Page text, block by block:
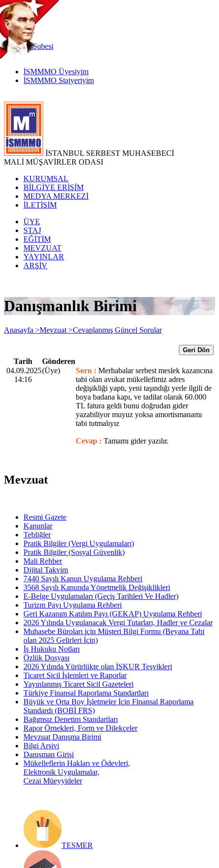
TR
|
EN
İnternetŞubesi
İSMMMO Üyesiyim
İSMMMO Stajyeriyim
İSTANBUL SERBEST MUHASEBECİ
MALİ MÜŞAVİRLER ODASI
KURUMSAL
BİLGİYE ERİŞİM
MEDYA MERKEZİ
İLETİŞİM
ÜYE
STAJ
EĞİTİM
MEVZUAT
YAYINLAR
ARŞİV
Danışmanlık Birimi
Anasayfa >Mevzuat >Cevaplanmış Güncel Sorular
Geri Dön
Tarih
Gönderen
04.09.2025
14:16
(Üye) Soru : Merhabalar serbest meslek kazancına
tabi olan avukat mükellefimiz adres
değişikliği yaptı, yeni taşındığı yerle ilgili de
boya badana kapı, ve tadilat olarak 60.000
TL fatura geldi bunu doğrudan gider
yazabiliyor muyuz yoksa amortismanamı
tabi tutmalıyız
Cevap : Tamamı gider yazılır.
Mevzuat
Resmi Gazete
Kanunlar
Tebliğler
Pratik Bilgiler (Vergi Uygulamaları)
Pratik Bilgiler (Sosyal Güvenlik)
Mali Rehber
Dijital Takvim
7440 Sayılı Kanun Uygulama Rehberi
3568 Sayılı Kanunda Yönetmelik Değişiklikleri
E-Belge Uygulamaları (Geçiş Tarihleri Ve Hadler)
Turizm Payı Uygulama Rehberi
Geri Kazanım Katılım Payı (GEKAP) Uygulama Rehberi
2026 Yılında Uygulanacak Vergi Tutarları, Hadler ve Cezalar
Muhasebe Büroları için Müşteri Bilgi Formu (Beyana Tabi
olan 2025 Gelirleri İçin)
İş Hukuku Notları
Özlük Dosyası
2026 Yılında Yürürlükte olan İŞKUR Teşvikleri
Ticaret Sicil İşlemleri ve Raporlar
Yayınlanmış Ticaret Sicil Gazeteleri
Türkiye Finansal Raporlama Standartları
Büyük ve Orta Boy İşletmeler İçin Finansal Raporlama
Standardı (BOBİ FRS)
Bağımsız Denetim Standartları
Rapor Örnekleri, Form ve Dilekçeler
Mevzuat Danışma Birimi
Bilgi Arşivi
Danışman Girişi
Mükelleflerin Hakları ve Ödevleri,
Elektronik Uygulamalar,
Cezai Müeyyideler
TESMER